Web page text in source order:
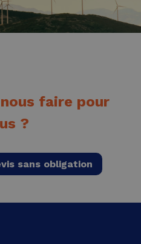
faire pour
?
sans obligation